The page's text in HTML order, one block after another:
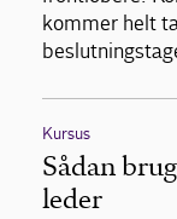
kommer helt
Kursus
Sådan
leder